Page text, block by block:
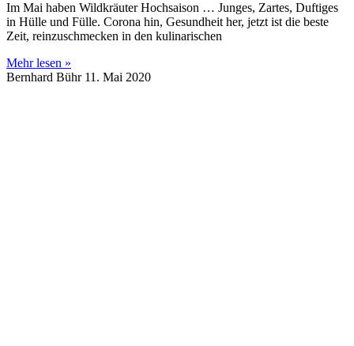
Im Mai haben Wildkräuter Hochsaison … Junges, Zartes, Duftiges
in Hülle und Fülle. Corona hin, Gesundheit her, jetzt ist die beste
Zeit, reinzuschmecken in den kulinarischen
Mehr lesen »
Bernhard Bühr 11. Mai 2020